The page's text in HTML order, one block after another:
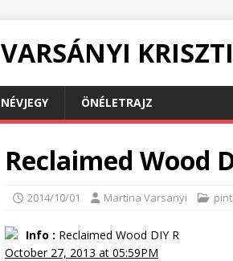
VARSÁNYI
NÉVJEGY ÖNÉLETRAJZ
Reclaimed Wood
2014/10/01 Martina Varsanyi
Info : Reclaimed Wood DIY R
October 27, 2013 at 05:59PM